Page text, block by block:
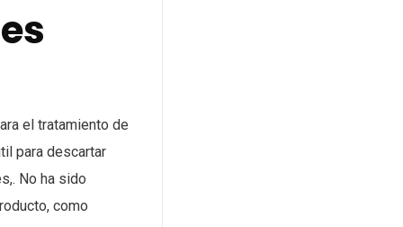
el tratamiento de
para descartar
No ha sido
como